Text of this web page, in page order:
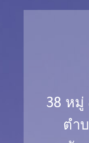
38 หมู่
ตำ